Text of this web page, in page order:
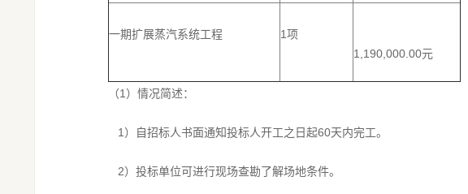
一期扩展蒸汽系统工程
1项
1,190,000.00元
（1）情况简述：
1）自招标人书面通知投标人开工之日起60天内完工。
2）投标单位可进行现场查勘了解场地条件。